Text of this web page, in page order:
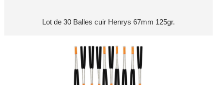
Lot de 30 Balles cuir Henrys 67mm 125gr.